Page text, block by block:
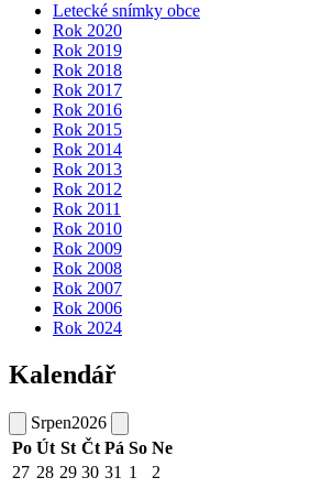
Letecké snímky obce
Rok 2020
Rok 2019
Rok 2018
Rok 2017
Rok 2016
Rok 2015
Rok 2014
Rok 2013
Rok 2012
Rok 2011
Rok 2010
Rok 2009
Rok 2008
Rok 2007
Rok 2006
Rok 2024
Kalendář
Srpen2026
Po Út St Čt Pá So Ne
27 28 29 30 31 1
2